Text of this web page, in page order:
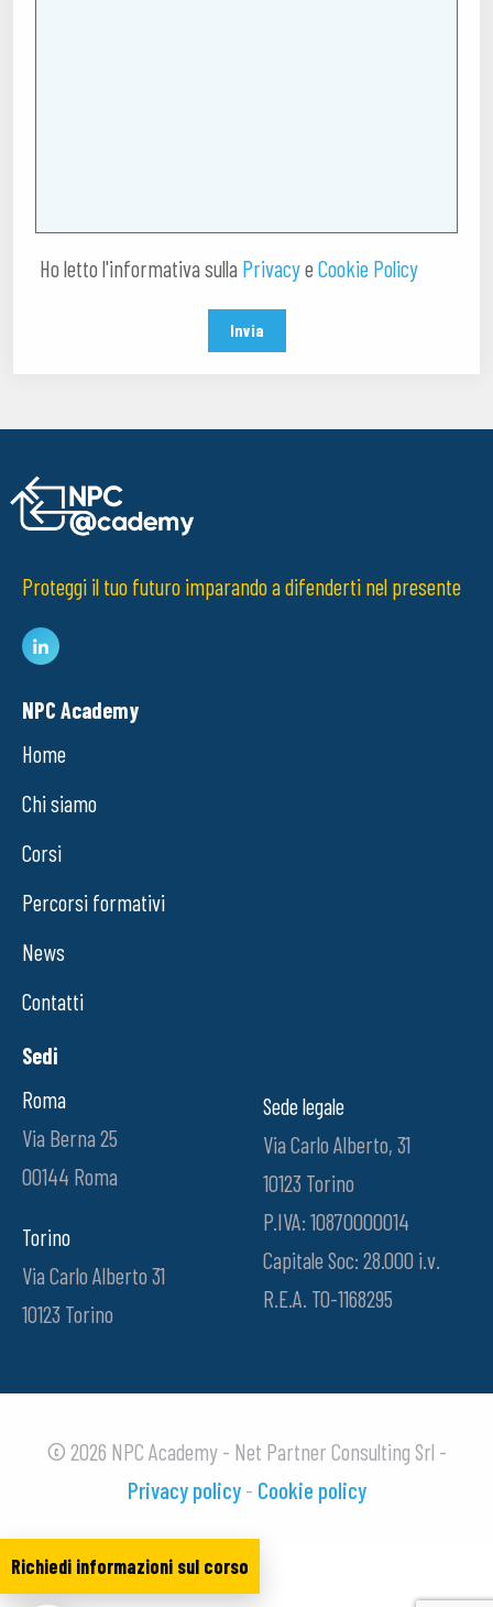
Richiedi informazioni sul corso
Ho letto l'informativa sulla Privacye Cookie Policy
Invia
Proteggi il tuo futuro imparando a difenderti nel presente
NPC Academy
Home
Chi siamo
Corsi
Percorsi formativi
News
Contatti
Sedi
Roma
Via Berna 25
00144 Roma
Torino
Via Carlo Alberto 31
10123 Torino
Sede legale
Via Carlo Alberto, 31
10123 Torino
P.IVA: 10870000014
Capitale Soc: 28.000 i.v.
R.E.A. TO-1168295
© 2026 NPC Academy - Net Partner Consulting Srl -
Privacy policy- Cookie policy